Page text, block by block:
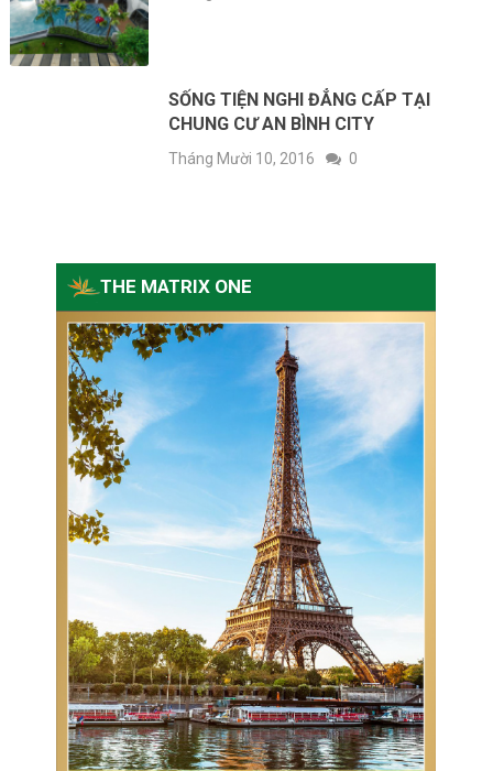
SỐNG TIỆN NGHI ĐẲNG CẤP TẠI
CHUNG CƯ AN BÌNH CITY
Tháng Mười 10, 2016 0
THE MATRIX ONE